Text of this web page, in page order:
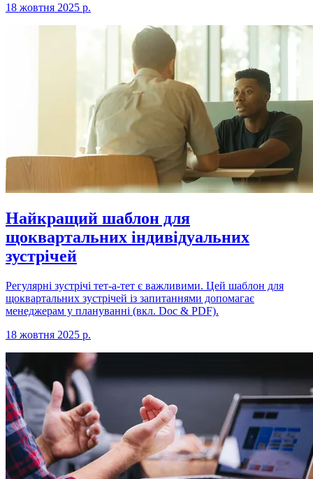
18 жовтня 2025 р.
Найкращий шаблон для
щоквартальних індивідуальних
зустрічей
Регулярні зустрічі тет-а-тет є важливими. Цей шаблон для
щоквартальних зустрічей із запитаннями допомагає
менеджерам у плануванні (вкл. Doc & PDF).
18 жовтня 2025 р.